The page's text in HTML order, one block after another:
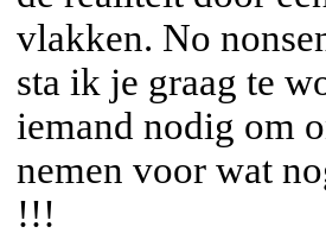
vlakken. No
sta ik je graag te
iemand nodig om
nemen voor wat
!!!